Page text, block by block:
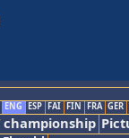
ENG ESP FAI FIN FRA GER
championship